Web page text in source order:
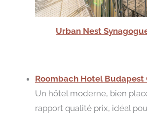
Urban Nest
Roombach Hotel Budapest
Un hôtel moderne, bien
rapport qualité prix, idéal